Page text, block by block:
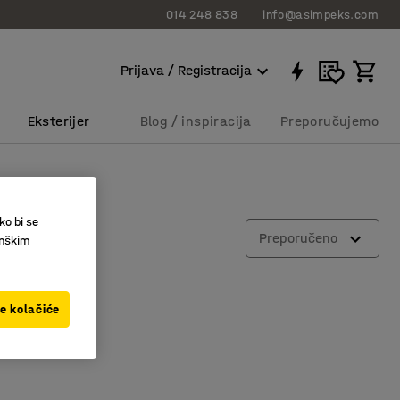
014 248 838 info@asimpeks.com
Prijava / Registracija
Eksterijer Blog / inspiracija Preporučujemo
Preporučeno
bi se
kolačiće